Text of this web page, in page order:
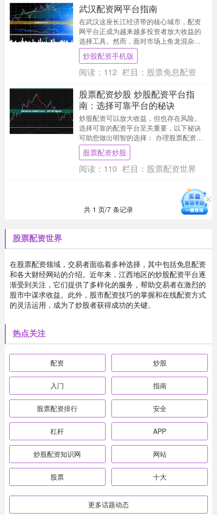
武汉配资网平台指南
在武汉这座长江经济带的核心城市，配资
网平台正成为越来越多投资者放大收益的
选择工具。然而，面对市场上鱼龙混杂的
配资机构，如何筛选正规平台、规避操作
雷区，成为每位投....
炒股配资手机版
阅读： 112 栏目： 股票免息配资
股票配资炒股 炒股配资平台指
南：选择可靠平台的秘诀
炒股配资可以放大收益，但也存在风险。
选择可靠的配资平台至关重要，以下秘诀
可助您做出明智的选择： 办理股票配资的
过程非常简单快捷。只需向配资公司提供
你的股票账户信....
股票配资炒股
阅读： 110 栏目： 股票配资世界
共 1 页/7 条记录
股票配资世界
在股票配资领域，交易者面临着多种选择，其中包括免息配资
和各大财经网站的介绍。近年来，江西地区的炒股配资平台逐
渐受到关注，它们提供了多样化的服务，帮助交易者在激烈的
股市中谋求收益。此外，股市配资技巧的掌握和在线配资方式
的灵活运用，成为了炒股者获得成功的关键。
热点关注
配资 炒股
入门 指南
股票配资排行 安全
杠杆 APP
炒股配资知识网 网站
股票 十大
更多话题动态